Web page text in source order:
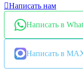
Написать нам
Написать в
Написать в